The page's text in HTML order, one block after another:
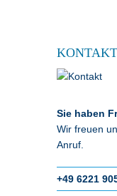
Sie haben
Wir freuen
Anruf.
+49 6221